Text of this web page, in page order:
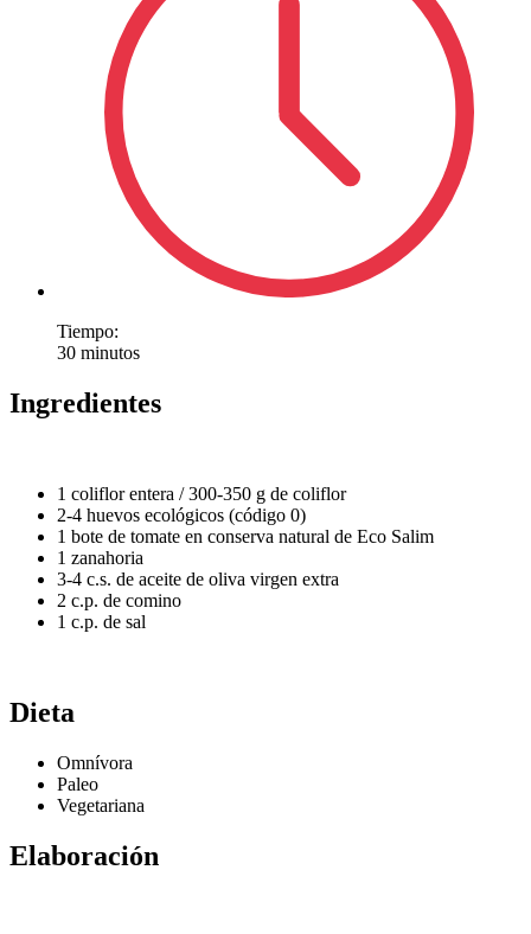
Tiempo:
30 minutos
Ingredientes
1 coliflor entera / 300-350 g de coliflor
2-4 huevos ecológicos (código 0)
1 bote de tomate en conserva natural de Eco Salim
1 zanahoria
3-4 c.s. de aceite de oliva virgen extra
2 c.p. de comino
1 c.p. de sal
Dieta
Omnívora
Paleo
Vegetariana
Elaboración